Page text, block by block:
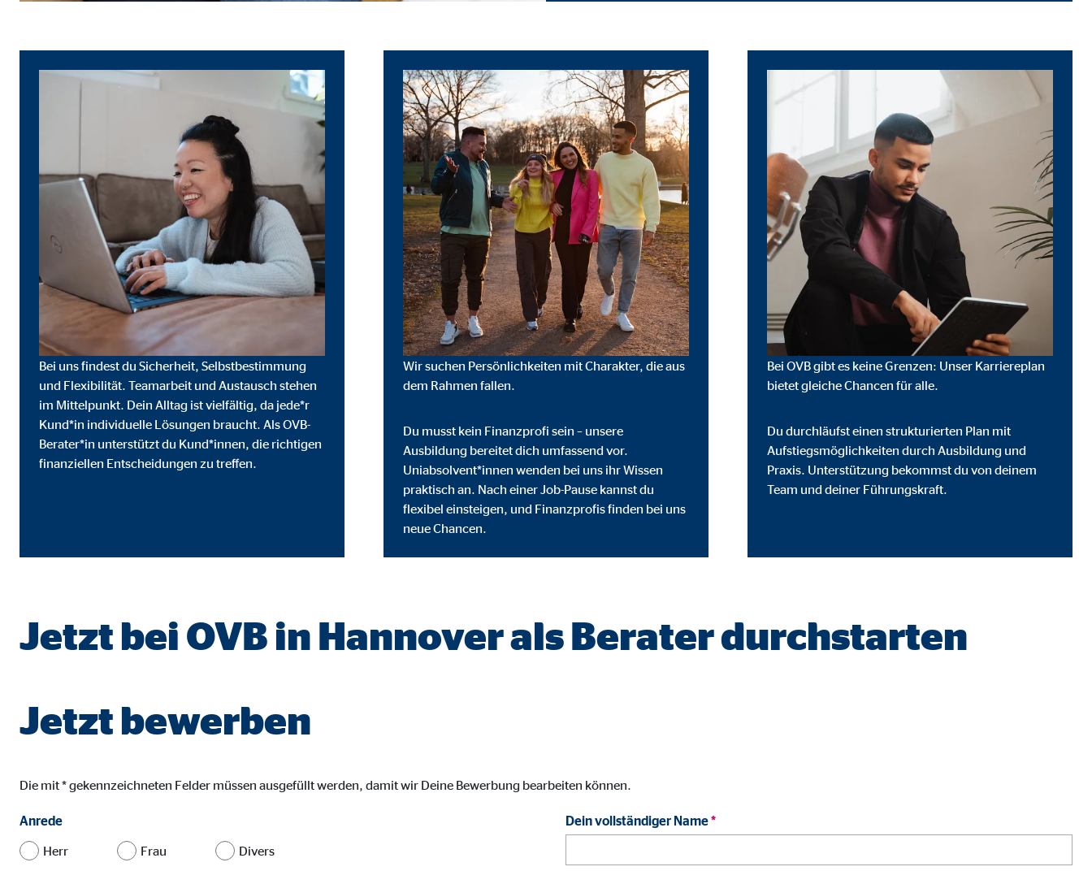
Bei uns findest du Sicherheit, Selbstbestimmung
und Flexibilität. Teamarbeit und Austausch stehen
im Mittelpunkt. Dein Alltag ist vielfältig, da jede*r
Kund*in individuelle Lösungen braucht. Als OVB-
Berater*in unterstützt du Kund*innen, die richtigen
finanziellen Entscheidungen zu treffen.
Wir suchen Persönlichkeiten mit Charakter, die aus
dem Rahmen fallen.
Du musst kein Finanzprofi sein – unsere
Ausbildung bereitet dich umfassend vor.
Uniabsolvent*innen wenden bei uns ihr Wissen
praktisch an. Nach einer Job-Pause kannst du
flexibel einsteigen, und Finanzprofis finden bei uns
neue Chancen.
Bei OVB gibt es keine Grenzen: Unser Karriereplan
bietet gleiche Chancen für alle.
Du durchläufst einen strukturierten Plan mit
Aufstiegsmöglichkeiten durch Ausbildung und
Praxis. Unterstützung bekommst du von deinem
Team und deiner Führungskraft.
Jetzt bei OVB in Hannover als Berater durchstarten
Jetzt bewerben
Die mit * gekennzeichneten Felder müssen ausgefüllt werden, damit wir Deine Bewerbung bearbeiten können.
Anrede
Herr Frau Divers
Dein vollständiger Name*
Facebook Ireland Ltd.
Verknüpfung mit Benutzerprofilen
Cookie Laufzeit:
Adform | Empfänger: OVB, Adform A/S
Name:
Anbieter:
Zweck: ad campaign
Cookie Laufzeit:
Externe Medien
Inhalte von Video- und Kartenplattformen werden beim Besuch unserer Webseite standardmäßig blockiert. Durch das Akzeptieren von externen Medien
willigen Sie auch in die mögliche Übermittlung Ihrer Daten an Dienste in datenschutzrechtlich sogenannten Drittländern durch den Anbieter ein.
Cookie Laufzeit: 24 Monate
Name:
JW Player | Empfänger: OVB, Long Tail Ad Solutions Inc.